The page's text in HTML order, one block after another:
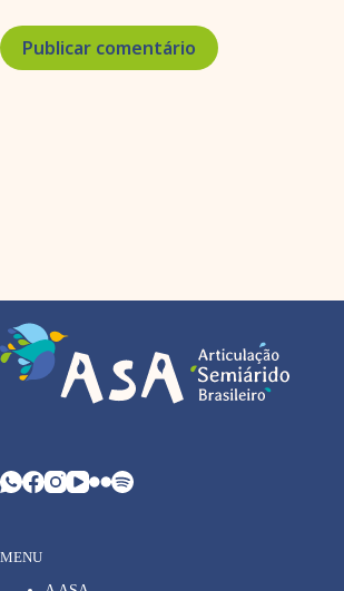
Publicar comentário
MENU